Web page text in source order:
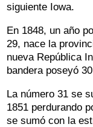
siguiente Iowa.
En 1848, un año
29, nace la
nueva República
bandera poseyó
La número 31 se
1851 perdurando
se sumó con la